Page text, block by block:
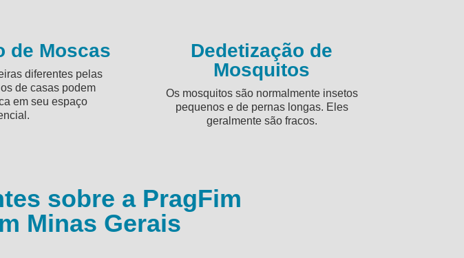
de Moscas
diferentes pelas
de casas podem
em seu espaço
Dedetização de
Mosquitos
Os mosquitos são normalmente insetos
pequenos e de pernas longas. Eles
geralmente são fracos.
sobre a PragFim
Minas Gerais